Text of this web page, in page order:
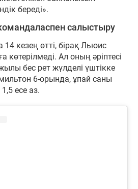
береді».
салыстыру
кезең өтті, бірақ Льюис
көтерілмеді. Ал оның әріптесі
бес рет жүлделі үштікке
6-орында, ұпай саны
есе аз.